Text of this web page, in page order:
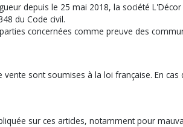
depuis le 25 mai 2018, la société
du Code civil.
concernées comme preuve des
sont soumises à la loi française. En
sur ces articles, notamment pour